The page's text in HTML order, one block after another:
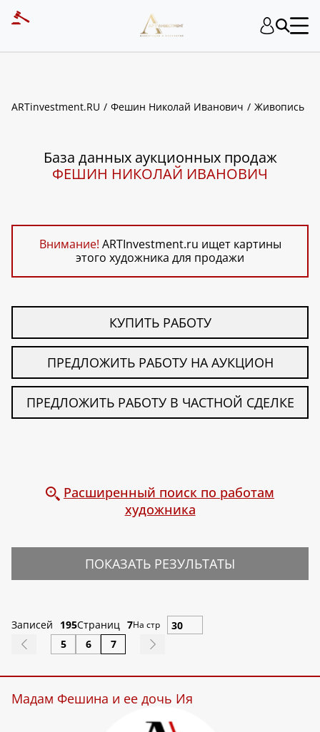
ARTinvestment.RU Фешин Николай Иванович Живопись
База данных аукционных продаж
ФЕШИН НИКОЛАЙ ИВАНОВИЧ
Внимание! ARTInvestment.ru ищет картины
этого художника для продажи
КУПИТЬ РАБОТУ
ПРЕДЛОЖИТЬ РАБОТУ НА АУКЦИОН
ПРЕДЛОЖИТЬ РАБОТУ В ЧАСТНОЙ СДЕЛКЕ
Расширенный поиск по работам
художника
ПОКАЗАТЬ РЕЗУЛЬТАТЫ
Записей 195Страниц 7На стр
5 6 7
Мадам Фешина и ее дочь Ия